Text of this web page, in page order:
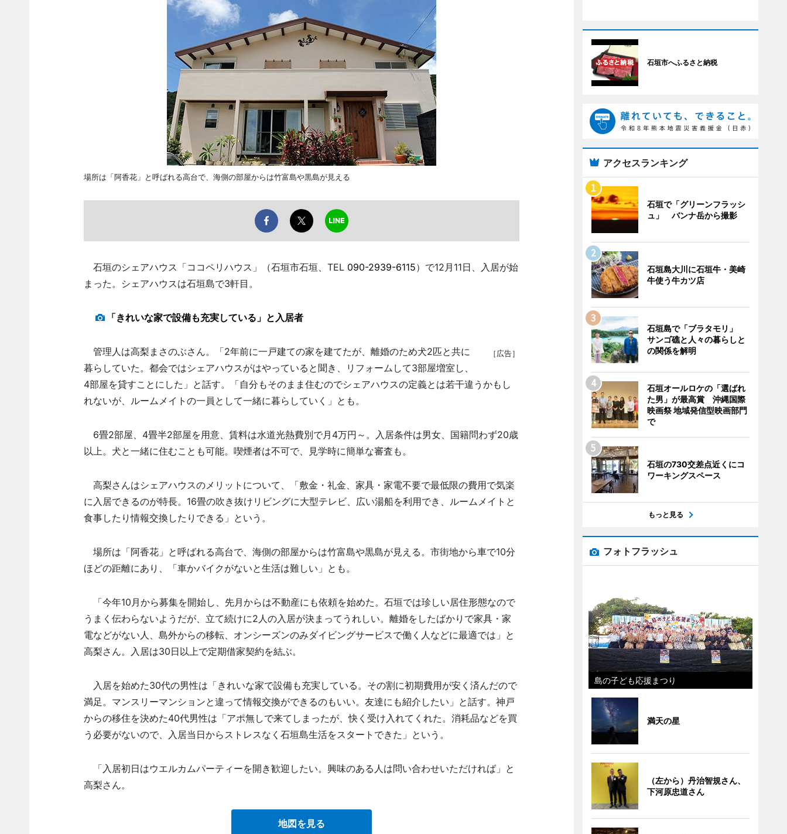
場所は「阿香花」と呼ばれる高台で、海側の部屋からは竹富島や黒島が見える
石垣のシェアハウス「ココペリハウス」（石垣市石垣、TEL 090-2939-6115）で12月11日、入居が始
まった。シェアハウスは石垣島で3軒目。
「きれいな家で設備も充実している」と入居者
［広告］
管理人は高梨まさのぶさん。「2年前に一戸建ての家を建てたが、離婚のため犬2匹と共に
暮らしていた。都会ではシェアハウスがはやっていると聞き、リフォームして3部屋増室し、
4部屋を貸すことにした」と話す。「自分もそのまま住むのでシェアハウスの定義とは若干違うかもし
れないが、ルームメイトの一員として一緒に暮らしていく」とも。
6畳2部屋、4畳半2部屋を用意、賃料は水道光熱費別で月4万円～。入居条件は男女、国籍問わず20歳
以上。犬と一緒に住むことも可能。喫煙者は不可で、見学時に簡単な審査も。
高梨さんはシェアハウスのメリットについて、「敷金・礼金、家具・家電不要で最低限の費用で気楽
に入居できるのが特長。16畳の吹き抜けリビングに大型テレビ、広い湯船を利用でき、ルームメイトと
食事したり情報交換したりできる」という。
場所は「阿香花」と呼ばれる高台で、海側の部屋からは竹富島や黒島が見える。市街地から車で10分
ほどの距離にあり、「車かバイクがないと生活は難しい」とも。
「今年10月から募集を開始し、先月からは不動産にも依頼を始めた。石垣では珍しい居住形態なので
うまく伝わらないようだが、立て続けに2人の入居が決まってうれしい。離婚をしたばかりで家具・家
電などがない人、島外からの移転、オンシーズンのみダイビングサービスで働く人などに最適では」と
高梨さん。入居は30日以上で定期借家契約を結ぶ。
入居を始めた30代の男性は「きれいな家で設備も充実している。その割に初期費用が安く済んだので
満足。マンスリーマンションと違って情報交換ができるのもいい。友達にも紹介したい」と話す。神戸
からの移住を決めた40代男性は「アポ無しで来てしまったが、快く受け入れてくれた。消耗品などを買
う必要がないので、入居当日からストレスなく石垣島生活をスタートできた」という。
「入居初日はウエルカムパーティーを開き歓迎したい。興味のある人は問い合わせいただければ」と
高梨さん。
地図を見る
石垣市へふるさと納税
アクセスランキング
石垣で「グリーンフラッシ
ュ」 バンナ岳から撮影
石垣島大川に石垣牛・美崎
牛使う牛カツ店
石垣島で「ブラタモリ」
サンゴ礁と人々の暮らしと
の関係を解明
石垣オールロケの「選ばれ
た男」が最高賞 沖縄国際
映画祭 地域発信型映画部門
で
石垣の730交差点近くにコ
ワーキングスペース
もっと見る
フォトフラッシュ
島の子ども応援まつり
満天の星
（左から）丹治智規さん、
下河原忠道さん